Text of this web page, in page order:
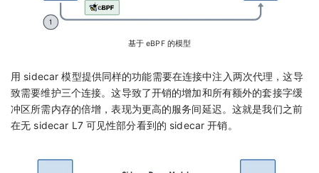
基于 eBPF 的模型
用 sidecar 模型提供同样的功能需要在连接中注入两次代理，这导
致需要维护三个连接。这导致了开销的增加和所有额外的套接字缓
冲区所需内存的倍增，表现为更高的服务间延迟。这就是我们之前
在无 sidecar L7 可见性部分看到的 sidecar 开销。